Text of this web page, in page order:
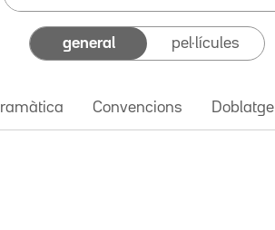
general pel·lícules
Convencions Doblatge